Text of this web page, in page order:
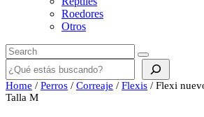
Roedores
Otros
Buscar
Home / Perros / Correaje / Flexis / Flexi
Talla M